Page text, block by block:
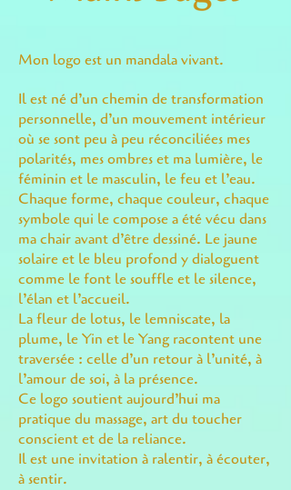
Mon logo est un mandala vivant.
Il est né d’un chemin de transformation
personnelle, d’un mouvement intérieur
où se sont peu à peu réconciliées mes
polarités, mes ombres et ma lumière, le
féminin et le masculin, le feu et l’eau.
Chaque forme, chaque couleur, chaque
symbole qui le compose a été vécu dans
ma chair avant d’être dessiné. Le jaune
solaire et le bleu profond y dialoguent
comme le font le souffle et le silence,
l’élan et l’accueil.
La fleur de lotus, le lemniscate, la
plume, le Yin et le Yang racontent une
traversée : celle d’un retour à l’unité, à
l’amour de soi, à la présence.
Ce logo soutient aujourd’hui ma
pratique du massage, art du toucher
conscient et de la reliance.
Il est une invitation à ralentir, à écouter,
à sentir.